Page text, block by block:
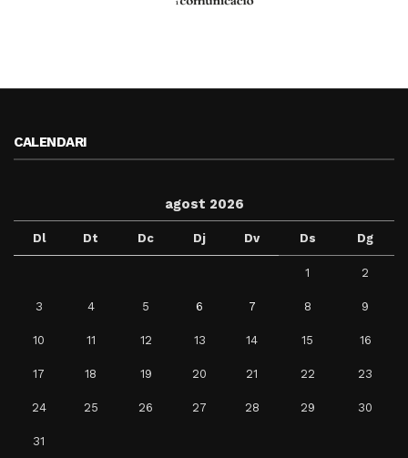
CALENDARI
agost 2026
Dl Dt Dc Dj Dv Ds Dg
1 2
3 4 5 6 7 8 9
10 11 12 13 14 15 16
17 18 19 20 21 22 23
24 25 26 27 28 29 30
31